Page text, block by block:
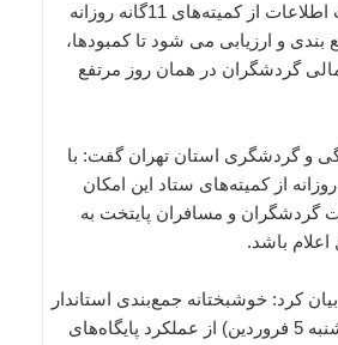
وی ادامه داد: دریافت اطلاعات از کمیته‌های 11گانه روزانه
بندی و ارزیابی می شود تا کمبودها،
گردشگران در همان روز مرتفع
و گردشگری استان تهران گفت: با
از کمیته‌های ستاد این امکان
گردشگران و مسافران پایتخت به
باشد.
کرد: خوشبختانه جمع‌بندی استاندار
در بازدید امروز (پنج‌شنبه 5 فروردین) از عملکرد پایگاه‌های